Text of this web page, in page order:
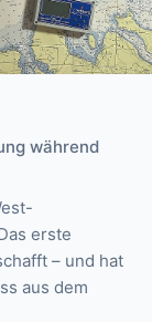
während
erste
– und hat
aus dem